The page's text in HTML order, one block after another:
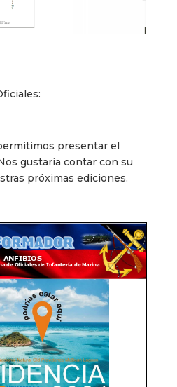
presentar el
gustaría contar con su
próximas ediciones.